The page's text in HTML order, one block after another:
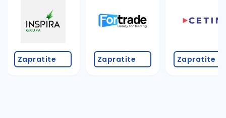
Zapratite Zapratite Zapratite